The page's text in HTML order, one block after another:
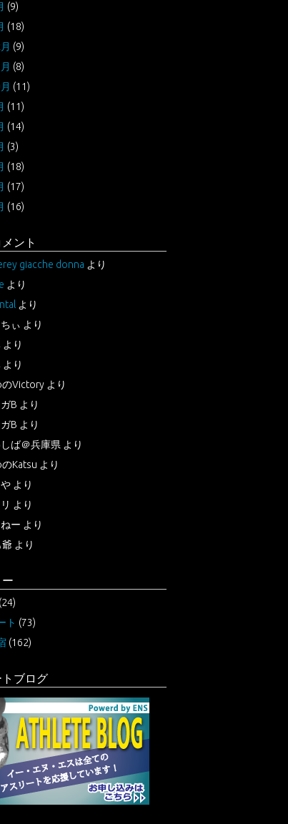
(9)
(18)
(9)
(8)
(11)
(11)
(14)
(3)
(18)
(17)
(16)
ント
giacche donna より
より
より
ぃ より
より
より
のVictoryより
B より
B より
しば＠兵庫県 より
Katsu より
より
より
ー より
爺 より
ト (73)
(162)
ブログ